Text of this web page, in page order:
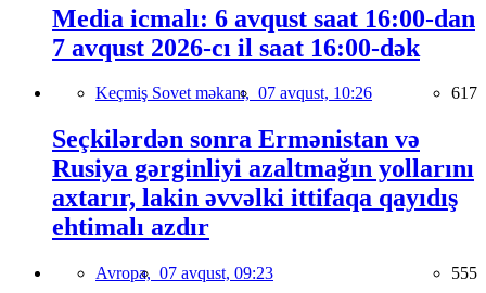
Media icmalı: 6 avqust saat 16:00-dan
7 avqust 2026-cı il saat 16:00-dək
Keçmiş Sovet məkanı, 07 avqust, 10:26 617
Seçkilərdən sonra Ermənistan və
Rusiya gərginliyi azaltmağın yollarını
axtarır, lakin əvvəlki ittifaqa qayıdış
ehtimalı azdır
Avropa, 07 avqust, 09:23 555